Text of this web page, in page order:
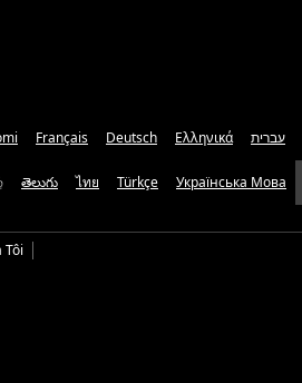
Français Deutsch Ελληνικά עברית
తెలుగు ไทย Türkçe Українська Мова
Tôi